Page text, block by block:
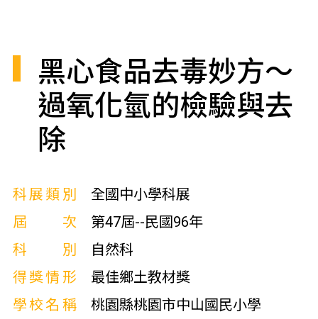
黑心食品去毒妙方～
過氧化氫的檢驗與去
除
科展類別
全國中小學科展
屆次
第47屆--民國96年
科別
自然科
得獎情形
最佳鄉土教材獎
學校名稱
桃園縣桃園市中山國民小學